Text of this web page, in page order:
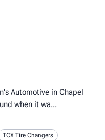
Automotive in Chapel
when it wa
TCX Tire Changers